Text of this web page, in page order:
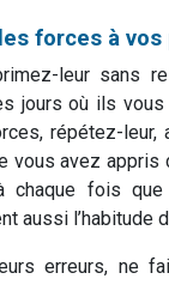
forces à vos
leur sans
jours où ils
répétez-leur,
vous avez appris
chaque fois
aussi l’habitude
erreurs, ne